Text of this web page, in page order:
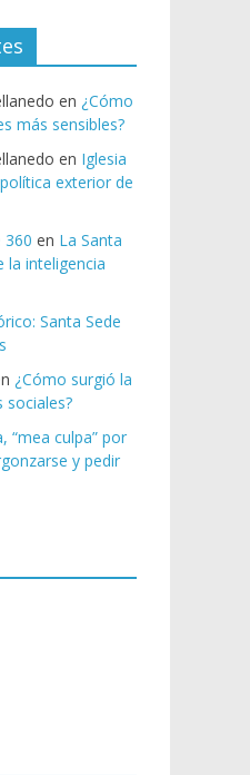
en ¿Cómo
más sensibles?
en Iglesia
exterior de
360 en La Santa
la inteligencia
Santa Sede
¿Cómo surgió la
sociales?
“mea culpa” por
y pedir